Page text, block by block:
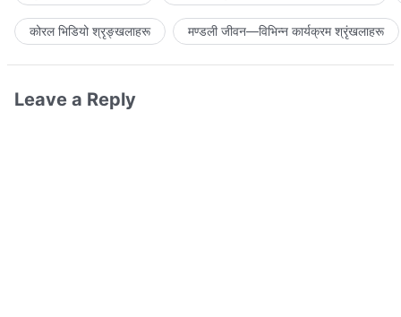
कोरल भिडियो श्रृङ्खलाहरू मण्डली जीवन—विभिन्‍न कार्यक्रम श्रृंखलाहरू
Leave a Reply